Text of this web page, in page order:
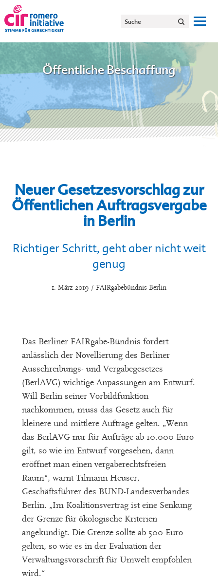
Öffentliche Beschaffung
Neuer Gesetzesvorschlag zur
Öffentlichen Auftragsvergabe
in Berlin
Richtiger Schritt, geht aber nicht weit
genug
1. März 2019 / FAIRgabebündnis Berlin
Das Berliner FAIRgabe-Bündnis fordert
anlässlich der Novellierung des Berliner
Ausschreibungs- und Vergabegesetzes
(BerlAVG) wichtige Anpassungen am Entwurf.
Will Berlin seiner Vorbildfunktion
nachkommen, muss das Gesetz auch für
kleinere und mittlere Aufträge gelten. „Wenn
das BerlAVG nur für Aufträge ab 10.000 Euro
gilt, so wie im Entwurf vorgesehen, dann
eröffnet man einen vergaberechtsfreien
Raum“, warnt Tilmann Heuser,
Geschäftsführer des BUND-Landesverbandes
Berlin. „Im Koalitionsvertrag ist eine Senkung
der Grenze für ökologische Kriterien
angekündigt. Die Grenze sollte ab 500 Euro
gelten, so wie es in der Evaluation der
Verwaltungsvorschrift für Umwelt empfohlen
wird.“